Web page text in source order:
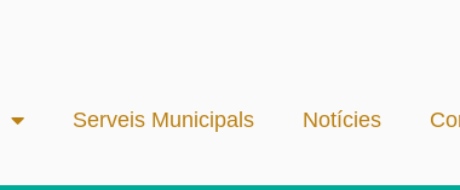
Serveis Municipals Notícies